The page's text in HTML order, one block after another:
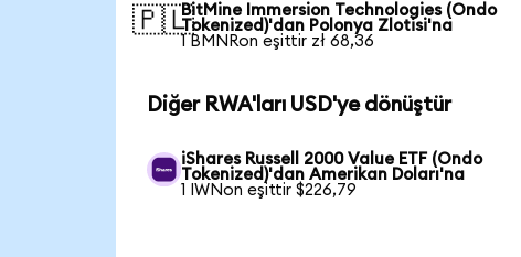
🇵🇱BitMine Immersion Technologies (Ondo
Tokenized)'dan Polonya Zlotisi'na
1 BMNRon eşittir zł 68,36
Diğer RWA'ları USD'ye dönüştür
iShares Russell 2000 Value ETF (Ondo
Tokenized)'dan Amerikan Doları'na
1 IWNon eşittir $226,79